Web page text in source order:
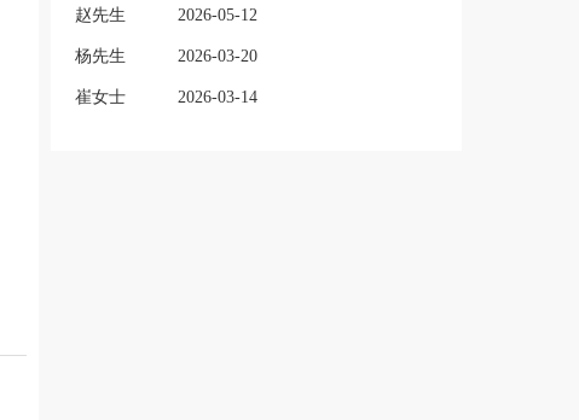
赵先生 2026-05-12
杨先生 2026-03-20
崔女士 2026-03-14